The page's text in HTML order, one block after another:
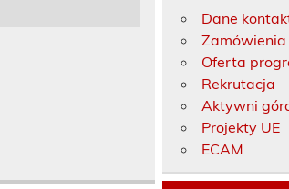
Dane
Oferta
Rekrutacja
Aktywni
Projekty UE
ECAM